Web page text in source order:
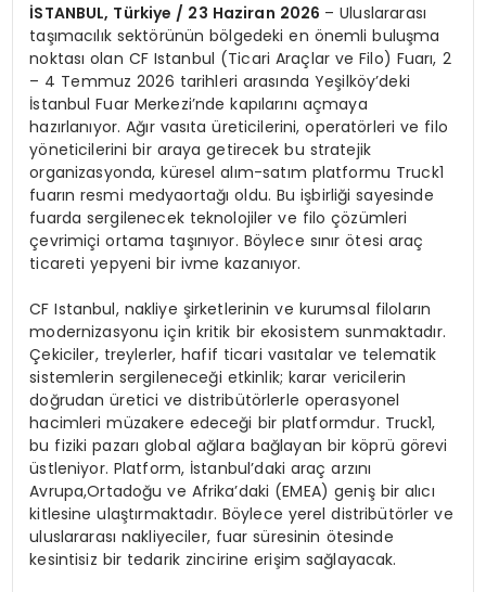
İSTANBUL, Türkiye / 23 Haziran 2026 – Uluslararası
taşımacılık sektörünün bölgedeki en önemli buluşma
noktası olan CF Istanbul (Ticari Araçlar ve Filo) Fuarı, 2
– 4 Temmuz 2026 tarihleri arasında Yeşilköy’deki
İstanbul Fuar Merkezi’nde kapılarını açmaya
hazırlanıyor. Ağır vasıta üreticilerini, operatörleri ve filo
yöneticilerini bir araya getirecek bu stratejik
organizasyonda, küresel alım-satım platformu Truck1
fuarın resmi medyaortağı oldu. Bu işbirliği sayesinde
fuarda sergilenecek teknolojiler ve filo çözümleri
çevrimiçi ortama taşınıyor. Böylece sınır ötesi araç
ticareti yepyeni bir ivme kazanıyor.
CF Istanbul, nakliye şirketlerinin ve kurumsal filoların
modernizasyonu için kritik bir ekosistem sunmaktadır.
Çekiciler, treylerler, hafif ticari vasıtalar ve telematik
sistemlerin sergileneceği etkinlik; karar vericilerin
doğrudan üretici ve distribütörlerle operasyonel
hacimleri müzakere edeceği bir platformdur. Truck1,
bu fiziki pazarı global ağlara bağlayan bir köprü görevi
üstleniyor. Platform, İstanbul’daki araç arzını
Avrupa,Ortadoğu ve Afrika’daki (EMEA) geniş bir alıcı
kitlesine ulaştırmaktadır. Böylece yerel distribütörler ve
uluslararası nakliyeciler, fuar süresinin ötesinde
kesintisiz bir tedarik zincirine erişim sağlayacak.